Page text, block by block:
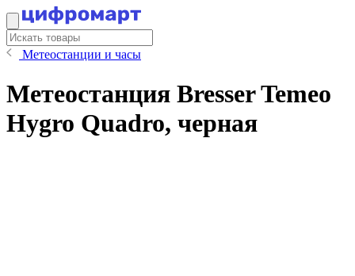
Метеостанции и часы
Метеостанция Bresser Temeo
Hygro Quadro, черная